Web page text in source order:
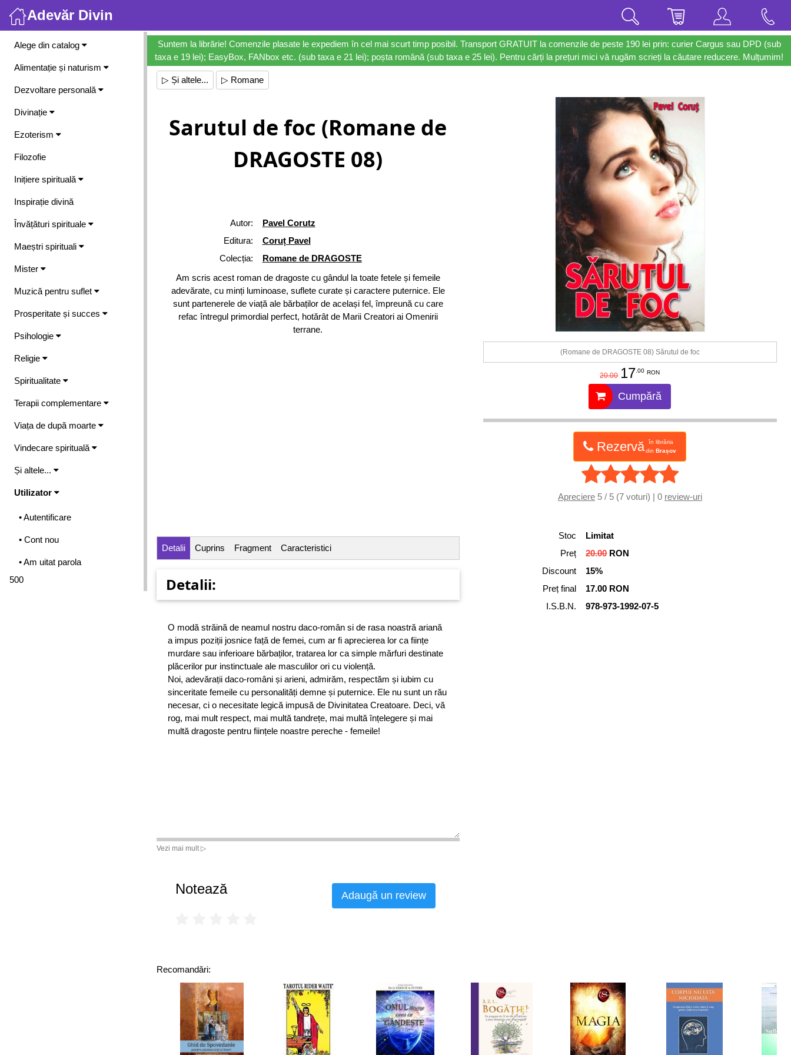
Adevăr Divin
Meniu
Alege din catalog
Alimentație și naturism
Dezvoltare personală
Divinație
Ezoterism
Filozofie
Inițiere spirituală
Inspirație divină
Învățături spirituale
Maeștri spirituali
Mister
Muzică pentru suflet
Prosperitate și succes
Psihologie
Religie
Spiritualitate
Terapii complementare
Viața de după moarte
Vindecare spirituală
Și altele...
Utilizator
• Autentificare
• Cont nou
• Am uitat parola
500
Suntem la librărie! Comenzile plasate le expediem în cel mai scurt timp posibil. Transport GRATUIT la comenzile de peste 190 lei prin: curier Cargus sau DPD (sub
taxa e 19 lei); EasyBox, FANbox etc. (sub taxa e 21 lei); poșta română (sub taxa e 25 lei). Pentru cărți la prețuri mici vă rugăm scrieți la căutare reducere. Mulțumim!
▷ Și altele... ▷ Romane
Sarutul de foc (Romane de
DRAGOSTE 08)
Autor:
Pavel Corutz
Editura:
Coruț Pavel
Colecția:
Romane de DRAGOSTE
Am scris acest roman de dragoste cu gândul la toate fetele și femeile
adevărate, cu minți luminoase, suflete curate și caractere puternice. Ele
sunt partenerele de viață ale bărbaților de același fel, împreună cu care
refac întregul primordial perfect, hotărât de Marii Creatori ai Omenirii
terrane.
(Romane de DRAGOSTE 08) Sărutul de foc
20.00 17 .00 RON
Cumpără
Rezervă
în librăria
dinBrașov
Apreciere5 / 5 (7 voturi) | 0 review-uri
Detalii Cuprins Fragment Caracteristici
Detalii:
O modă străină de neamul nostru daco-român si de rasa noastră ariană
a impus poziții josnice față de femei, cum ar fi aprecierea lor ca ființe
murdare sau inferioare bărbaților, tratarea lor ca simple mărfuri destinate
plăcerilor pur instinctuale ale masculilor ori cu violență.
Noi, adevărații daco-români și arieni, admirăm, respectăm și iubim cu
sinceritate femeile cu personalități demne și puternice. Ele nu sunt un rău
necesar, ci o necesitate legică impusă de Divinitatea Creatoare. Deci, vă
rog, mai mult respect, mai multă tandrețe, mai multă înțelegere și mai
multă dragoste pentru ființele noastre pereche - femeile!
Vezi mai mult ▷
Stoc
Limitat
Preț
20.00RON
Discount
15%
Preț final
17.00 RON
I.S.B.N.
978-973-1992-07-5
Notează Adaugă un review
Recomandări: